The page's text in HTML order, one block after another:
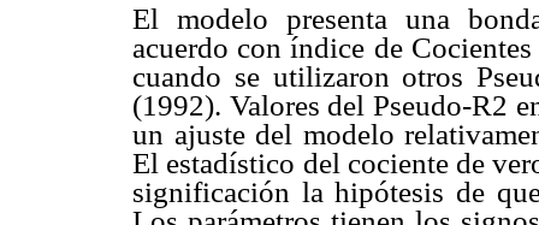
El modelo presenta una
acuerdo con índice de
cuando se utilizaron otros
(1992). Valores del Pseudo-R2
un ajuste del modelo
El estadístico del cociente de
significación la hipótesis de